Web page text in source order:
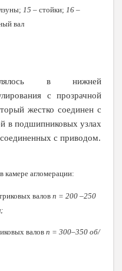
15 – стойки; 16–
вал
в нижней
с прозрачной
жестко соединен с
в подшипниковых узлах
с приводом.
камере агломерации:
валов n = 200 –250
валов n = 300–350 об/